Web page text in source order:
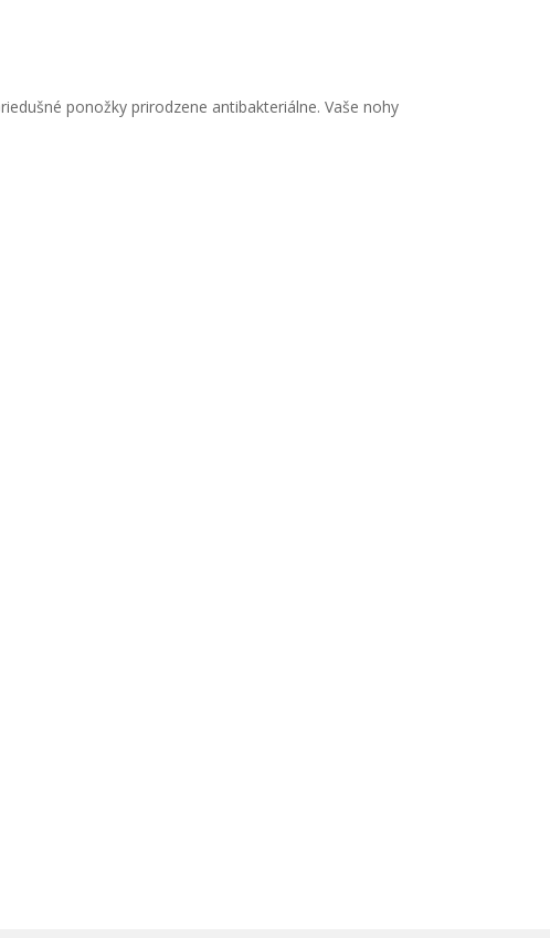
ponožky prirodzene antibakteriálne. Vaše nohy